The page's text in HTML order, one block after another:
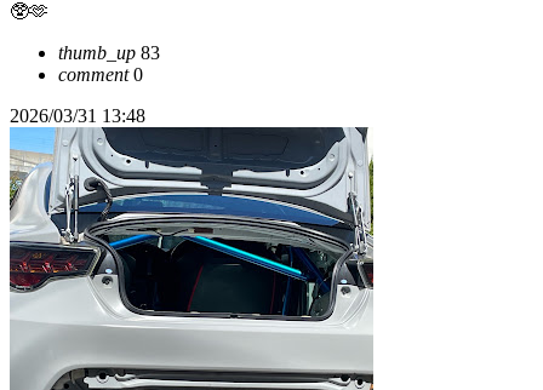
🥸🫶
thumb_up 83
comment0
2026/03/31 13:48